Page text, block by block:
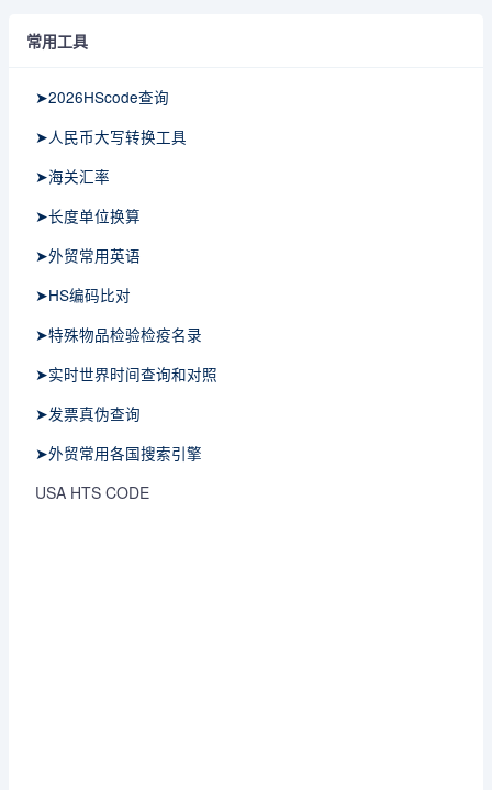
常用工具
➤2026HScode查询
➤人民币大写转换工具
➤海关汇率
➤长度单位换算
➤外贸常用英语
➤HS编码比对
➤特殊物品检验检疫名录
➤实时世界时间查询和对照
➤发票真伪查询
➤外贸常用各国搜索引擎
USA HTS CODE